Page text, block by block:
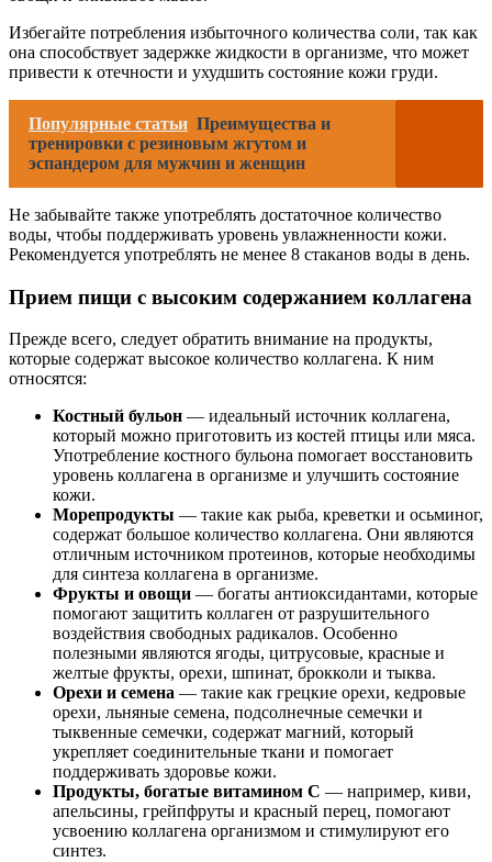
Избегайте потребления избыточного количества соли, так как
она способствует задержке жидкости в организме, что может
привести к отечности и ухудшить состояние кожи груди.
Популярные статьи Преимущества и
тренировки с резиновым жгутом и
эспандером для мужчин и женщин
Не забывайте также употреблять достаточное количество
воды, чтобы поддерживать уровень увлажненности кожи.
Рекомендуется употреблять не менее 8 стаканов воды в день.
Прием пищи с высоким содержанием коллагена
Прежде всего, следует обратить внимание на продукты,
которые содержат высокое количество коллагена. К ним
относятся:
Костный бульон — идеальный источник коллагена,
который можно приготовить из костей птицы или мяса.
Употребление костного бульона помогает восстановить
уровень коллагена в организме и улучшить состояние
кожи.
Морепродукты — такие как рыба, креветки и осьминог,
содержат большое количество коллагена. Они являются
отличным источником протеинов, которые необходимы
для синтеза коллагена в организме.
Фрукты и овощи — богаты антиоксидантами, которые
помогают защитить коллаген от разрушительного
воздействия свободных радикалов. Особенно
полезными являются ягоды, цитрусовые, красные и
желтые фрукты, орехи, шпинат, брокколи и тыква.
Орехи и семена — такие как грецкие орехи, кедровые
орехи, льняные семена, подсолнечные семечки и
тыквенные семечки, содержат магний, который
укрепляет соединительные ткани и помогает
поддерживать здоровье кожи.
Продукты, богатые витамином С — например, киви,
апельсины, грейпфруты и красный перец, помогают
усвоению коллагена организмом и стимулируют его
синтез.